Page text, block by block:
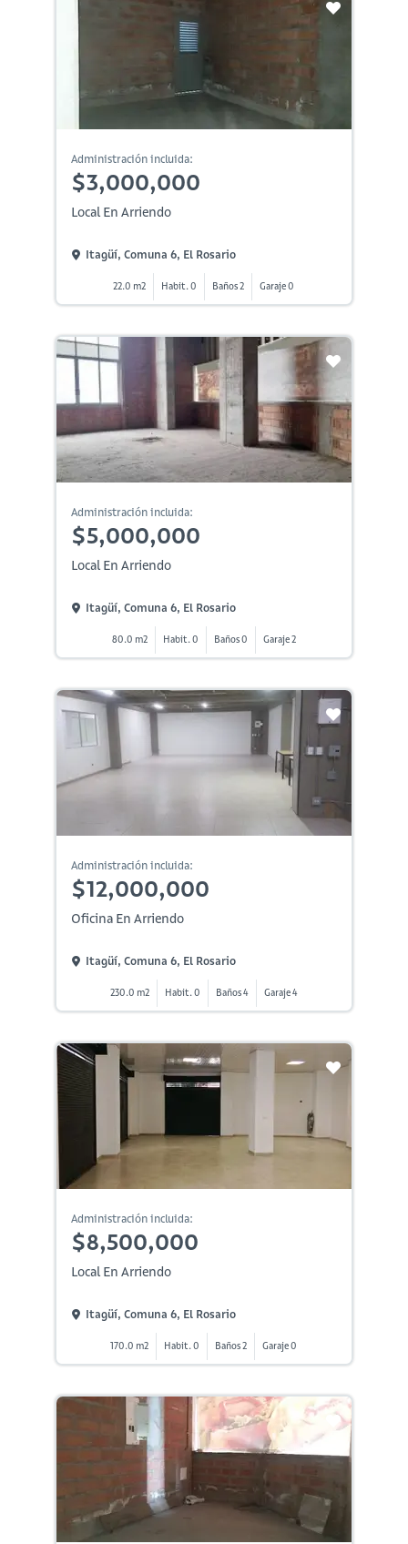
Administración incluida:
$3,000,000
Local En Arriendo
Itagüí, Comuna 6, El Rosario
22.0 m2 Habit. 0 Baños 2 Garaje 0
Administración incluida:
$5,000,000
Local En Arriendo
Itagüí, Comuna 6, El Rosario
80.0 m2 Habit. 0 Baños 0 Garaje 2
Administración incluida:
$12,000,000
Oficina En Arriendo
Itagüí, Comuna 6, El Rosario
230.0 m2 Habit. 0 Baños 4 Garaje 4
Administración incluida:
$8,500,000
Local En Arriendo
Itagüí, Comuna 6, El Rosario
170.0 m2 Habit. 0 Baños 2 Garaje 0